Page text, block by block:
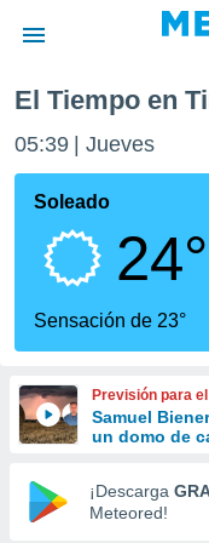
de
por
que se
calidad.
a este
las
y
forma
digital
basada
El Tiempo en
05:39 Jueves
Soleado
24°
Sensación de 23°
Previsión para
Samuel
un domo de
¡Descarga
Meteored!